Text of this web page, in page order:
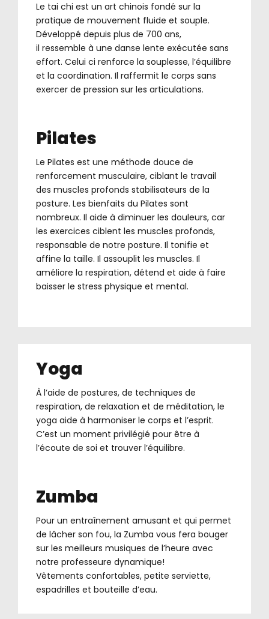
Le tai chi est un art chinois fondé sur la
pratique de mouvement fluide et souple.
Développé depuis plus de 700 ans,
il ressemble à une danse lente exécutée sans
effort. Celui ci renforce la souplesse, l’équilibre
et la coordination. Il raffermit le corps sans
exercer de pression sur les articulations.
Pilates
Le Pilates est une méthode douce de
renforcement musculaire, ciblant le travail
des muscles profonds stabilisateurs de la
posture. Les bienfaits du Pilates sont
nombreux. Il aide à diminuer les douleurs, car
les exercices ciblent les muscles profonds,
responsable de notre posture. Il tonifie et
affine la taille. Il assouplit les muscles. Il
améliore la respiration, détend et aide à faire
baisser le stress physique et mental.
Yoga
À l’aide de postures, de techniques de
respiration, de relaxation et de méditation, le
yoga aide à harmoniser le corps et l’esprit.
C’est un moment privilégié pour être à
l’écoute de soi et trouver l’équilibre.
Zumba
Pour un entraînement amusant et qui permet
de lâcher son fou, la Zumba vous fera bouger
sur les meilleurs musiques de l’heure avec
notre professeure dynamique!
Vêtements confortables, petite serviette,
espadrilles et bouteille d’eau.